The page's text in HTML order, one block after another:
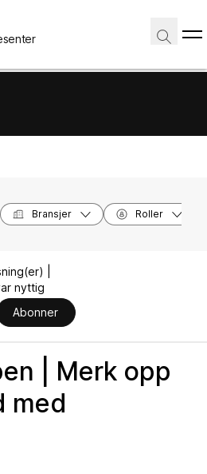
Bransjer Roller
|
nyttig
Abonner
| Merk opp
med